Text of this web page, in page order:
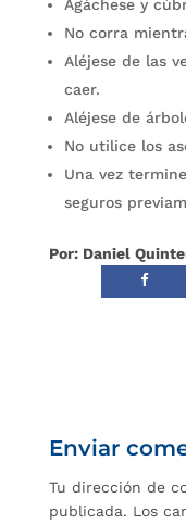
Agáchese y
No corra
Aléjese de las
caer.
Aléjese de
No utilice los
Una vez
seguros
Por: Daniel
Enviar
Tu dirección de
publicada. Los